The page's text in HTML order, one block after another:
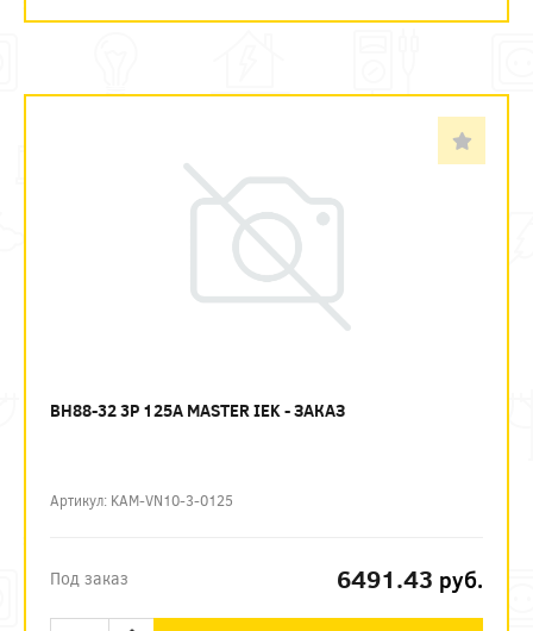
ВН88-32 3P 125А MASTER IEK - ЗАКАЗ
Артикул: KAM-VN10-3-0125
Под заказ 6491.43 руб.